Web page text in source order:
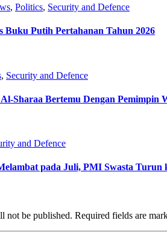
, Politics, Security and Defence
Buku Putih Pertahanan Tahun 2026
, Security and Defence
Sharaa Bertemu Dengan Pemimpin
and Defence
pada Juli, PMI Swasta Turun
not be published. Required fields are